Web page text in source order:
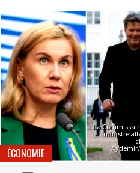
La
ministre
ÉCONOMIE